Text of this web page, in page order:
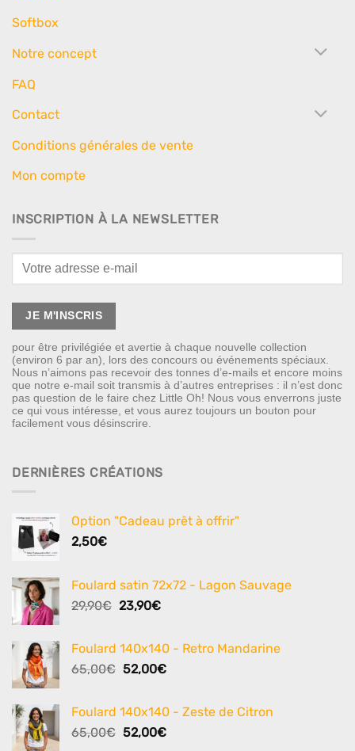
Softbox
Notre concept
FAQ
Contact
Conditions générales de vente
Mon compte
INSCRIPTION À LA NEWSLETTER
pour être privilégiée et avertie à chaque nouvelle collection
(environ 6 par an), lors des concours ou événements spéciaux.
Nous n’aimons pas recevoir des tonnes d’e-mails et encore moins
que notre e-mail soit transmis à d’autres entreprises : il n’est donc
pas question de le faire chez Little Oh! Nous vous enverrons juste
ce qui vous intéresse, et vous aurez toujours un bouton pour
facilement vous désinscrire.
DERNIÈRES CRÉATIONS
Option "Cadeau prêt à offrir"
2,50€
Foulard satin 72x72 - Lagon Sauvage
29,90€ Le
était :
29,90€.
23,90€Le
est :
23,90€.
Foulard 140x140 - Retro Mandarine
65,00€ Le
était :
65,00€.
52,00€Le
est :
52,00€.
Foulard 140x140 - Zeste de Citron
65,00€ Le
52,00€Le